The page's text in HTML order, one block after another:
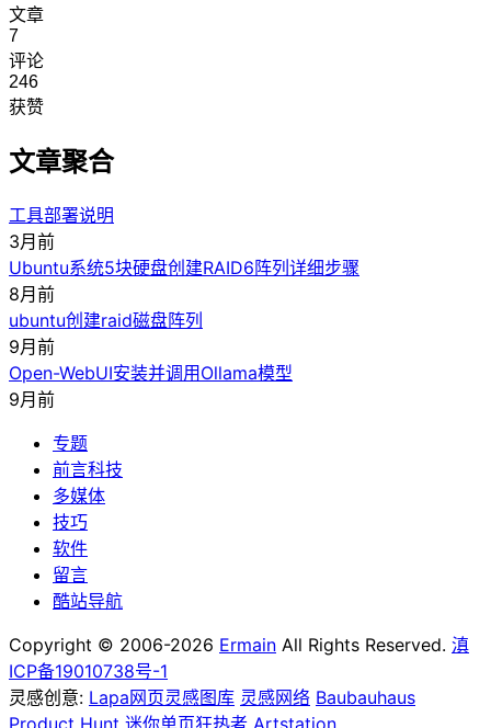
文章
7
评论
246
获赞
文章聚合
工具部署说明
3月前
Ubuntu系统5块硬盘创建RAID6阵列详细步骤
8月前
ubuntu创建raid磁盘阵列
9月前
Open-WebUI安装并调用Ollama模型
9月前
专题
前言科技
多媒体
技巧
软件
留言
酷站导航
Copyright © 2006-2026 Ermain All Rights Reserved. 滇
ICP备19010738号-1
灵感创意: Lapa网页灵感图库 灵感网络 Baubauhaus
Product Hunt 迷你单页狂热者 Artstation